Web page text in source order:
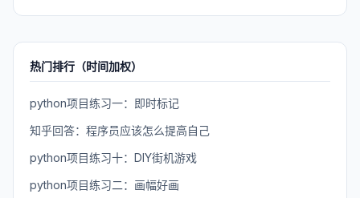
热门排行（时间加权）
python项目练习一：即时标记
知乎回答：程序员应该怎么提高自己
python项目练习十：DIY街机游戏
python项目练习二：画幅好画